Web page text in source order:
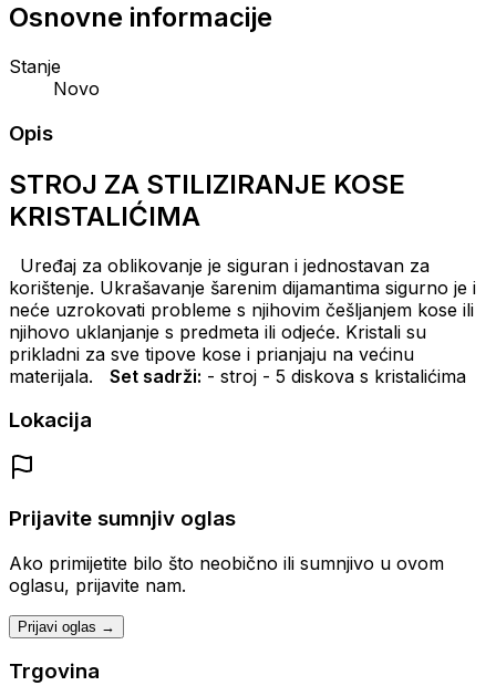
Osnovne informacije
Stanje
Novo
Opis
STROJ ZA STILIZIRANJE KOSE
KRISTALIĆIMA
Uređaj za oblikovanje je siguran i jednostavan za
korištenje. Ukrašavanje šarenim dijamantima sigurno je i
neće uzrokovati probleme s njihovim češljanjem kose ili
njihovo uklanjanje s predmeta ili odjeće. Kristali su
prikladni za sve tipove kose i prianjaju na većinu
materijala.
Set sadrži: - stroj - 5 diskova s kristalićima
Lokacija
Prijavite sumnjiv oglas
Ako primijetite bilo što neobično ili sumnjivo u ovom
oglasu, prijavite nam.
Prijavi oglas →
Trgovina